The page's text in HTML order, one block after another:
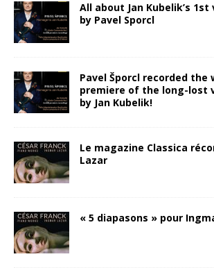
All about Jan Kubelik’s
by Pavel Sporcl
Pavel Šporcl recorded the
premiere of the long-lost
by Jan Kubelik!
Le magazine Classica
Lazar
« 5 diapasons » pour